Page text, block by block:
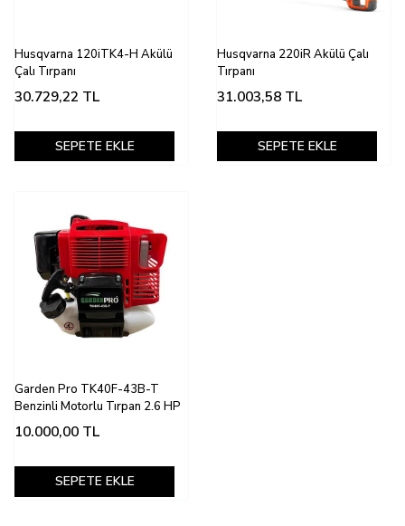
Husqvarna 120iTK4-H Akülü
Çalı Tırpanı
30.729,22 TL
SEPETE EKLE
Husqvarna 220iR Akülü Çalı
Tırpanı
31.003,58 TL
SEPETE EKLE
Garden Pro TK40F-43B-T
Benzinli Motorlu Tırpan 2.6 HP
10.000,00 TL
SEPETE EKLE